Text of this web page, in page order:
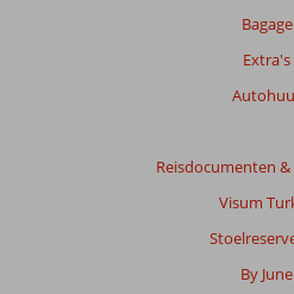
Bagage
Extra's
Reisdocumenten
Visum
By June